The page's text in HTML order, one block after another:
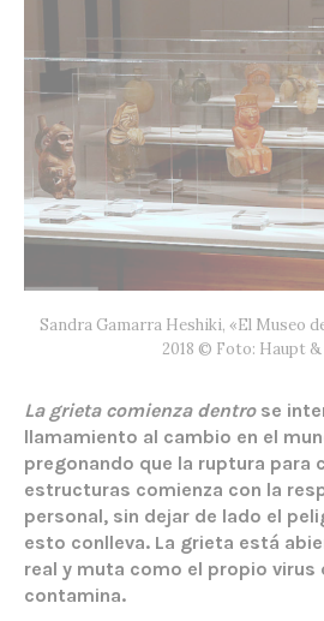
Sandra Gamarra Heshiki, «El Museo
2018 © Foto: Haupt
La grieta comienza dentrose
llamamiento al cambio en el
pregonando que la ruptura para
estructuras comienza con la
personal, sin dejar de lado el
esto conlleva. La grieta está
real y muta como el propio virus
contamina.